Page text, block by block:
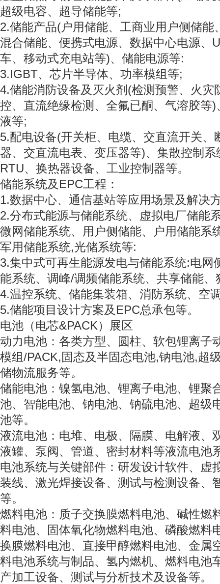
超级电容、超导储能等;
2.储能产品(户用储能、工商业用户侧储能
混合储能、便携式电源、数据中心电源、
车、移动式充电站等)、储能电源等:
3.IGBT、芯片半导体、功率模组等;
4.储能消防设备及灭火剂(检测预警、火灾
控、直流绝缘检测、全氟已酮、气溶胶等
液等;
5.配电设备(开关柜、电缆、交直流开关、
器、交直流电表、变压器等)、集散控制
RTU、换热器设备、工业控制器等。
储能系统及EPC工程：
1.数据中心、通信基站等应用场景及解决
2.分布式能源与储能系统、虚拟电厂储能
微网储能系统、用户侧储能、户用储能系
军用储能系统,光储系统等:
3.集中式可再生能源发电与储能系统:电网
能系统、调峰/调频储能系统、共享储能、
4.温控系统、储能集装箱、消防系统、空
5.储能项目设计方案及EPC总承包等。
电池（电芯&PACK）展区
动力电池：各类方型、圆柱、软包锂离子
模组/PACK,固态及半固态电池,钠电池,超
储物流服务等。
储能电池：镍氢电池、锂离子电池、锂聚
池、智能电池、钠电池、钠硫电池、超级
池等。
液流电池：电堆、电极、隔膜、电解液、
液罐、泵阀、管道、密封材料等液流电池
电池系统与关键部件：研发设计软件、虚
装线、激光焊接设备、测试与检测设备、
等。
燃料电池：质子交换膜燃料电池、碱性燃
料电池、固体氧化物燃料电池、磷酸燃料
换膜燃料电池、直接甲醇燃料电池、金属
料电池系统与制品、氢内燃机、燃料电池
产加工设备、测试与分析技术及设备等。